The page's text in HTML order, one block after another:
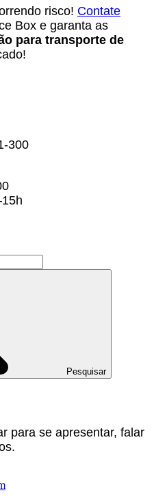
risco! Contate
Box e garanta as
para transporte de
300
Pesquisar
para se apresentar, falar